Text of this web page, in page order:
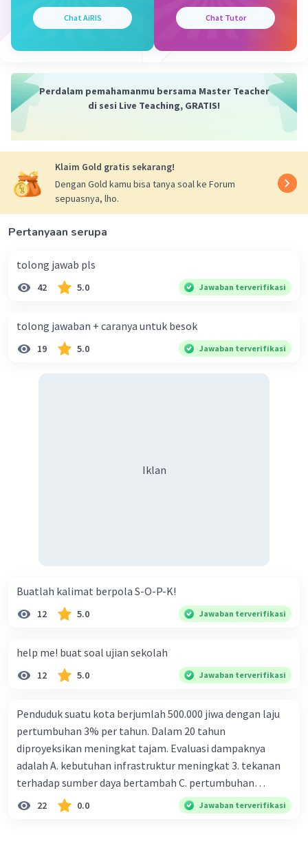
= 2 × (95 + 45)
= 2 × 140
Beri Rating·0.0(0) Balas
Chat AiRIS Chat Tutor
Perdalam pemahamanmu bersama Master Teacher
di sesi Live Teaching, GRATIS!
Klaim Gold gratis sekarang!
Dengan Gold kamu bisa tanya soal ke Forum
sepuasnya, lho.
Pertanyaan serupa
tolong jawab pls
42 5.0 Jawaban terverifikasi
tolong jawaban + caranya untuk besok
19 5.0 Jawaban terverifikasi
Iklan
Buatlah kalimat berpola S-O-P-K!
12 5.0 Jawaban terverifikasi
help me! buat soal ujian sekolah
12 5.0 Jawaban terverifikasi
Penduduk suatu kota berjumlah 500.000 jiwa dengan laju
pertumbuhan 3% per tahun. Dalam 20 tahun
diproyeksikan meningkat tajam. Evaluasi dampaknya
adalah A. kebutuhan infrastruktur meningkat 3. tekanan
terhadap sumber daya bertambah C. pertumbuhan
eksponensial berdampak jangka panjang D. tidak
memengaruhi tata ruang E. proyeksi penduduk penting
22 0.0 Jawaban terverifikasi